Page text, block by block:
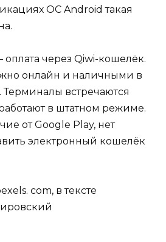
ОС Android такая
через Qiwi-кошелёк.
онлайн и наличными в
встречаются
в штатном режиме.
от Google Play, нет
электронный кошелёк
com, в тексте